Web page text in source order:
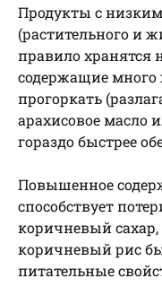
Продукты с
(растительного и
правило хранятся
содержащие много
прогоркать
арахисовое масло
гораздо быстрее
Повышенное
способствует
коричневый
коричневый рис
питательные